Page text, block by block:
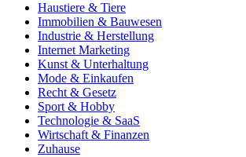
Haustiere & Tiere
Immobilien & Bauwesen
Industrie & Herstellung
Internet Marketing
Kunst & Unterhaltung
Mode & Einkaufen
Recht & Gesetz
Sport & Hobby
Technologie & SaaS
Wirtschaft & Finanzen
Zuhause